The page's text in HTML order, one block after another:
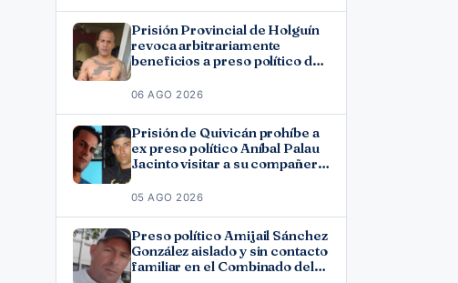
Prisión Provincial de Holguín
revoca arbitrariamente
beneficios a preso político del
06 AGO 2026
Prisión de Quivicán prohíbe a
ex preso político Aníbal Palau
Jacinto visitar a su compañero
Fonseca
05 AGO 2026
Preso político Amijail Sánchez
González aislado y sin contacto
familiar en el Combinado del